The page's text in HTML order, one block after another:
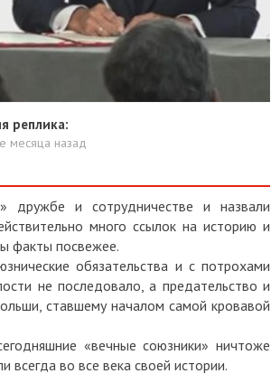
реплика:
месяца назад
и сотрудничестве и назвали
много ссылок на историю и
факты посвежее.
обязательства и с потрохами
не последовало, а предательство и
ставшему началом самой кровавой
«вечные союзники» ничтоже
всегда во все века своей истории.